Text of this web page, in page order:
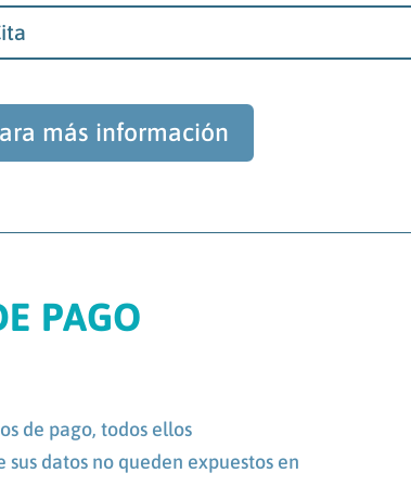
más información
PAGO
de pago, todos ellos
datos no queden expuestos en